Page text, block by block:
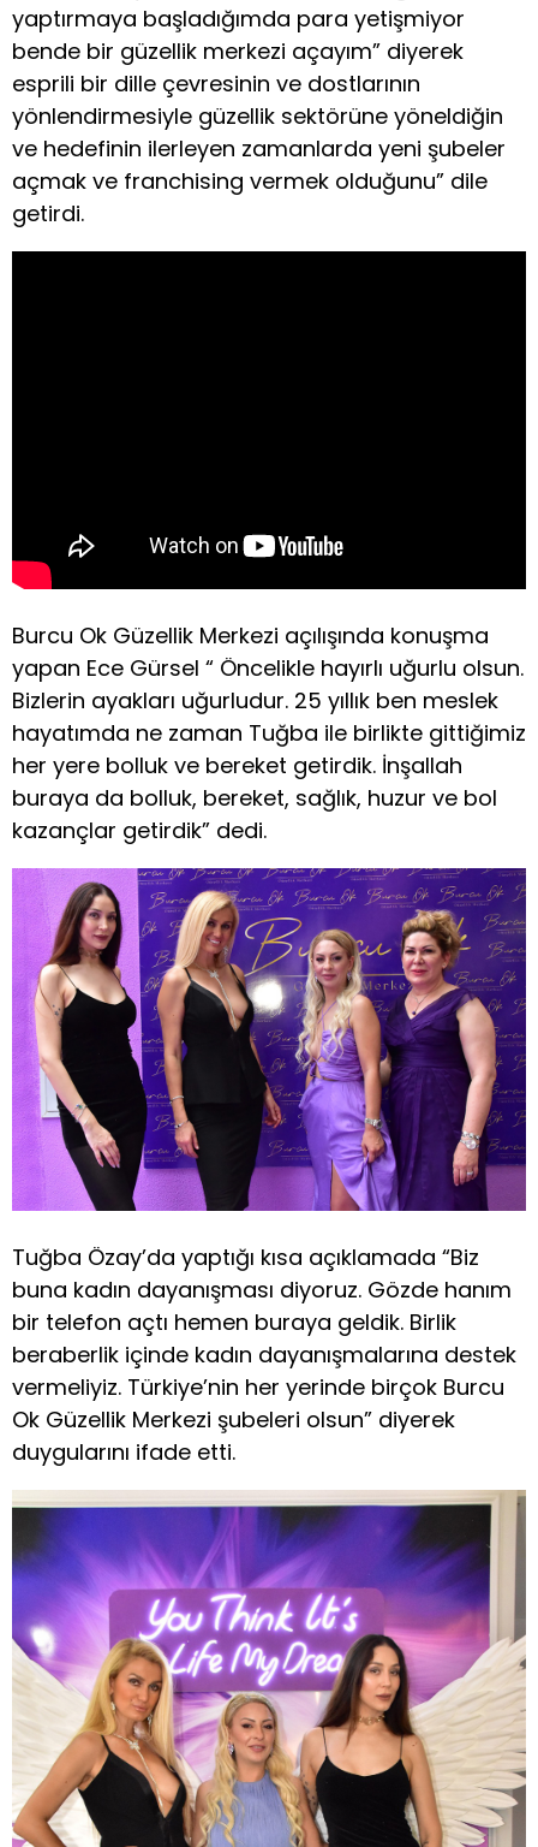
yaptırmaya başladığımda para yetişmiyor
bende bir güzellik merkezi açayım” diyerek
esprili bir dille çevresinin ve dostlarının
yönlendirmesiyle güzellik sektörüne yöneldiğin
ve hedefinin ilerleyen zamanlarda yeni şubeler
açmak ve franchising vermek olduğunu” dile
getirdi.
Burcu Ok Güzellik Merkezi açılışında konuşma
yapan Ece Gürsel “ Öncelikle hayırlı uğurlu olsun.
Bizlerin ayakları uğurludur. 25 yıllık ben meslek
hayatımda ne zaman Tuğba ile birlikte gittiğimiz
her yere bolluk ve bereket getirdik. İnşallah
buraya da bolluk, bereket, sağlık, huzur ve bol
kazançlar getirdik” dedi.
Tuğba Özay’da yaptığı kısa açıklamada “Biz
buna kadın dayanışması diyoruz. Gözde hanım
bir telefon açtı hemen buraya geldik. Birlik
beraberlik içinde kadın dayanışmalarına destek
vermeliyiz. Türkiye’nin her yerinde birçok Burcu
Ok Güzellik Merkezi şubeleri olsun” diyerek
duygularını ifade etti.